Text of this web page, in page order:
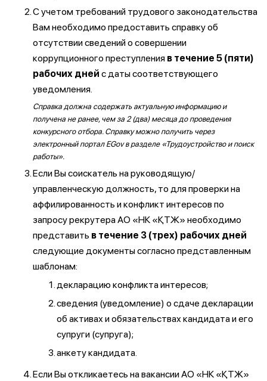
С учетом требований трудового законодательства
Вам необходимо предоставить справку об
отсутствии сведений о совершении
коррупционного преступления в течение 5 (пяти)
рабочих дней с даты соответствующего
уведомления.
Справка должна содержать актуальную информацию и
получена не ранее, чем за 2 (два) месяца до проведения
конкурсного отбора. Справку можно получить через
электронный портал EGov в разделе «Трудоустройство и поиск
работы».
Если Вы соискатель на руководящую/
управленческую должность, то для проверки на
аффилированность и конфликт интересов по
запросу рекрутера АО «НК «ҚТЖ» необходимо
представить в течение 3 (трех) рабочих дней
следующие документы согласно представленным
шаблонам:
декларацию конфликта интересов;
сведения (уведомление) о сдаче декларации
об активах и обязательствах кандидата и его
супруги (супруга);
анкету кандидата.
Если Вы откликаетесь на вакансии АО «НК «ҚТЖ»